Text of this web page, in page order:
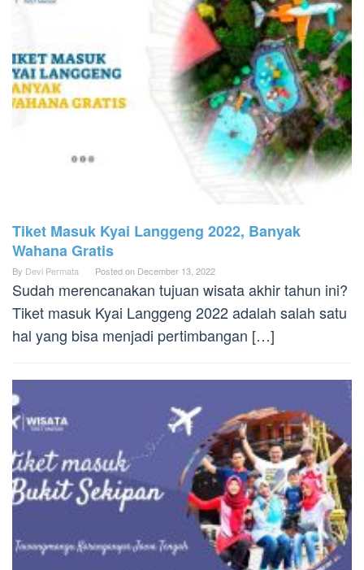
Tiket Masuk Kyai Langgeng 2022, Banyak
Wahana Gratis
By Devi Permata Posted on December 13, 2022
Sudah merencanakan tujuan wisata akhir tahun ini?
Tiket masuk Kyai Langgeng 2022 adalah salah satu
hal yang bisa menjadi pertimbangan […]